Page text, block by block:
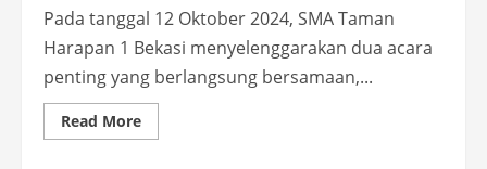
Pada tanggal 12 Oktober 2024, SMA Taman
Harapan 1 Bekasi menyelenggarakan dua acara
penting yang berlangsung bersamaan,...
Read MoreRead
more